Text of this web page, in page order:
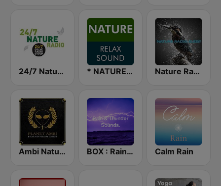
24/7 Nature Radio * NATURE RELAX SOUND Nature Radio Sleep
Ambi Nature Radio BOX : Rain & Thunder Sounds Calm Rain